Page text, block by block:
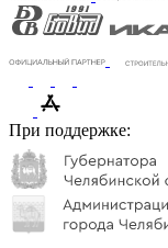
При поддержке: